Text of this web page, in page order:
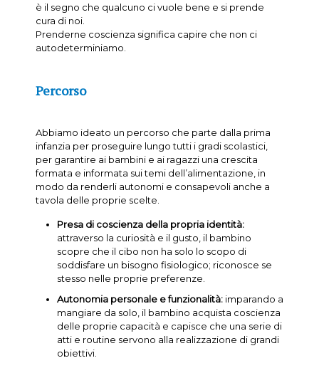
è il segno che qualcuno ci vuole bene e si prende
cura di noi.
Prenderne coscienza significa capire che non ci
autodeterminiamo.
Percorso
Abbiamo ideato un percorso che parte dalla prima
infanzia per proseguire lungo tutti i gradi scolastici,
per garantire ai bambini e ai ragazzi una crescita
formata e informata sui temi dell’alimentazione, in
modo da renderli autonomi e consapevoli anche a
tavola delle proprie scelte.
Presa di coscienza della propria identità:
attraverso la curiosità e il gusto, il bambino
scopre che il cibo non ha solo lo scopo di
soddisfare un bisogno fisiologico; riconosce se
stesso nelle proprie preferenze.
Autonomia personale e funzionalità:imparando a
mangiare da solo, il bambino acquista coscienza
delle proprie capacità e capisce che una serie di
atti e routine servono alla realizzazione di grandi
obiettivi.